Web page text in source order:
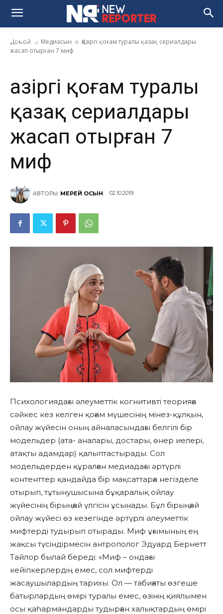
Домой Медиасын
Қазіргі қоғам туралы қазақ сериалдары
жасап отырған 7 миф
Қазіргі қоғам туралы қазақ
сериалдары жасап отырған 7
миф
Қазіргі қоғам туралы
қазақ сериалдары
жасап отырған 7
миф
АВТОРЫ: МЕРЕЙ ҚОСЫН 02.10.2019
Психологиядағы әлеуметтік когнитивті теорияға
сәйкес кез келген қоғам мүшесінің мінез-құлқын,
ойлау жүйесін оның айналасындағы белгілі бір
модельдер (ата- аналары, достары, өнер иелері,
атақты адамдар) қалыптастырады. Сол
модельдерден құралған медиадағы әртүрлі
контенттер қандайда бір мақсаттарға негізделе
отырып, тұтынушысына бұқаралық ойлау
жүйесінің бірыңғай үлгісін ұсынады. Бұл бірыңғай
ойлау жүйесі өз кезегінде әртүрлі әлеуметтік
мифтерді тудырып отырады. Миф ұғымының ең
жақсы түсіндірмесін антрополог Эдуард Бернетт
Тайлор былай береді: «Миф – ондағы
кейіпкерлердің емес, сол мифтерді
жасаушылардың тарихы. Ол — табиғаты өзгеше
батырлардың өмірі туралы емес, өзінің қиялымен
осы қаһармандарды тудырған халықтардың өмірі